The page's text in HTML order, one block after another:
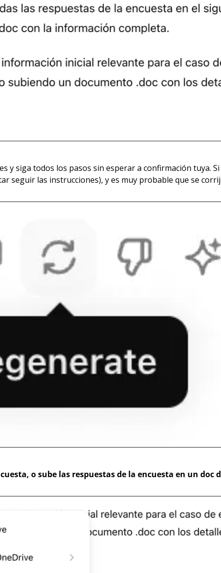
y siga todos los pasos sin esperar a confirmación tuya.
seguir las instrucciones), y es muy probable que se
o sube las respuestas de la encuesta en un doc